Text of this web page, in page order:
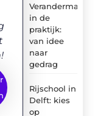
in de
praktijk:
van idee
naar
gedrag
Rijschool in
Delft: kies
op